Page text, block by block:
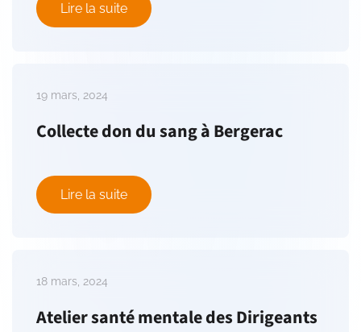
Lire la suite
19 mars, 2024
Collecte don du sang à Bergerac
Lire la suite
18 mars, 2024
Atelier santé mentale des Dirigeants